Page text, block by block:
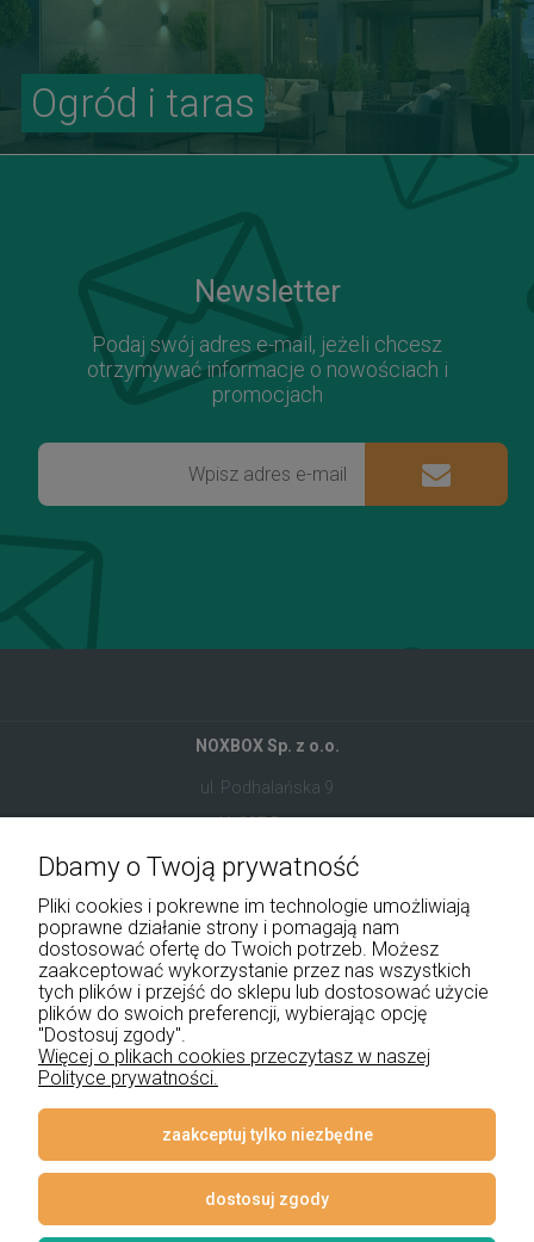
Ogród i taras
Newsletter
Podaj swój adres e-mail, jeżeli chcesz
otrzymywać informacje o nowościach i
promocjach
NOXBOX Sp. z o.o.
ul. Podhalańska 9
41-907 Bytom
+48 534 555 344
sklep@noxbox.pl
Pomoc
Płatności i dostawa
Informacje
Dbamy o Twoją prywatność
Pliki cookies i pokrewne im technologie umożliwiają
poprawne działanie strony i pomagają nam
dostosować ofertę do Twoich potrzeb. Możesz
zaakceptować wykorzystanie przez nas wszystkich
tych plików i przejść do sklepu lub dostosować użycie
plików do swoich preferencji, wybierając opcję
"Dostosuj zgody".
Więcej o plikach cookies przeczytasz w naszej
Polityce prywatności.
zaakceptuj tylko niezbędne
dostosuj zgody